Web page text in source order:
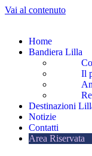
Vai al contenuto
Home
Bandiera Lilla
Il
Destinazioni
Notizie
Contatti
Area Riservata